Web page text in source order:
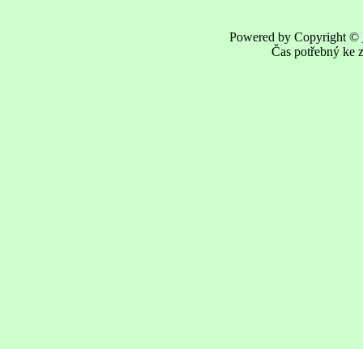
Powered by Copyright ©
Čas potřebný ke